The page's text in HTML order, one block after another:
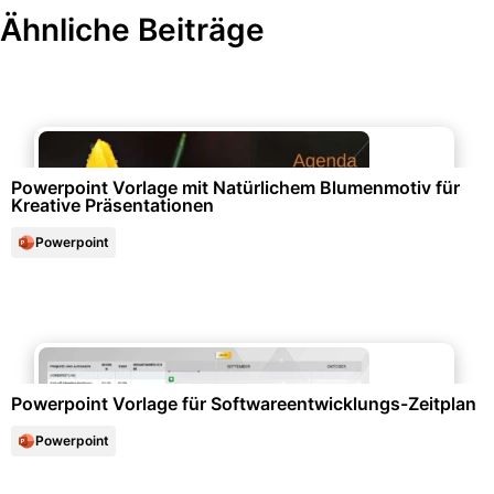
Ähnliche Beiträge
Powerpoint Vorlage mit Natürlichem Blumenmotiv für
Kreative Präsentationen
Powerpoint
Powerpoint Vorlage für Softwareentwicklungs-Zeitplan
Powerpoint